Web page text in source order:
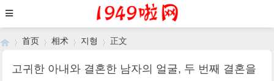
首页 相术 지형 正文
고귀한 아내와 결혼한 남자의 얼굴, 두 번째 결혼을